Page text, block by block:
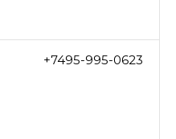
+7495-995-0623